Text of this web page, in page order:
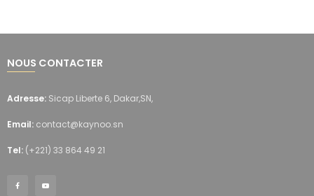
NOUS CONTACTER
Adresse: Sicap Liberte 6, Dakar,SN,
Email: contact@kaynoo.sn
Tel: (+221) 33 864 49 21